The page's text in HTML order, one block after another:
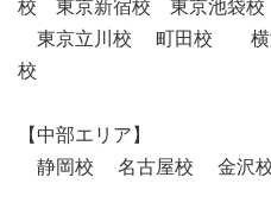
校 東京新宿校 東京池袋校
東京立川校 町田校
校
【中部エリア】
静岡校 名古屋校 金